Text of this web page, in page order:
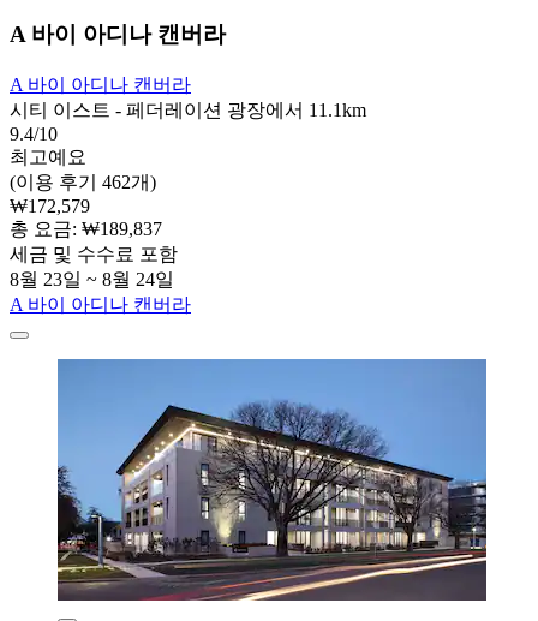
A 바이 아디나 캔버라
A 바이 아디나 캔버라
시티 이스트 - 페더레이션 광장에서 11.1km
9.4/10
최고예요
(이용 후기 462개)
₩172,579
총 요금: ₩189,837
세금 및 수수료 포함
8월 23일 ~ 8월 24일
A 바이 아디나 캔버라